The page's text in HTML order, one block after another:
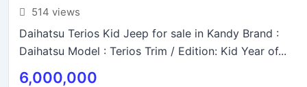
514 views
Daihatsu Terios Kid Jeep for sale in Kandy Brand :
Daihatsu Model : Terios Trim / Edition: Kid Year of...
6,000,000